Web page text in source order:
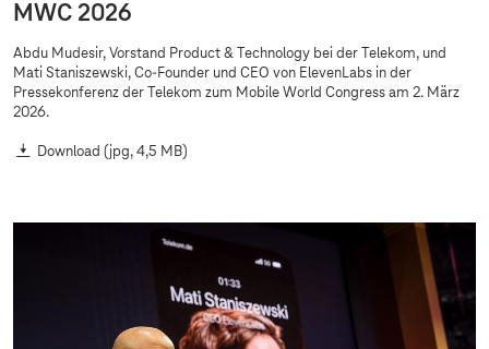
MWC 2026
Abdu Mudesir, Vorstand Product & Technology bei der Telekom, und
Mati Staniszewski, Co-Founder und CEO von ElevenLabs in der
Pressekonferenz der Telekom zum Mobile World Congress am 2. März
2026.
Download (jpg, 4,5 MB)